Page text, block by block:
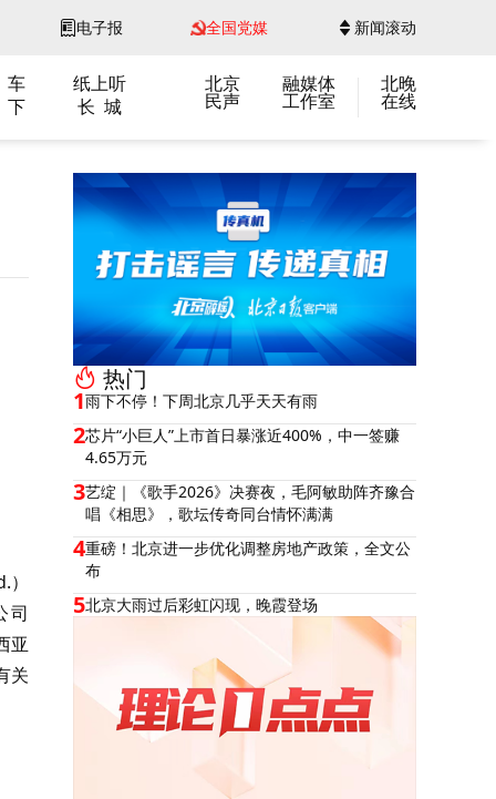
电子报 全国党媒 新闻滚动
车
纸上听
下 长 城
北京
民声
融媒体
工作室
北晚
在线
司
亚
关
热门
1雨下不停！下周北京几乎天天有雨
2芯片“小巨人”上市首日暴涨近400%，中一签赚
4.65万元
3艺绽｜《歌手2026》决赛夜，毛阿敏助阵齐豫合
唱《相思》，歌坛传奇同台情怀满满
4重磅！北京进一步优化调整房地产政策，全文公
布
5北京大雨过后彩虹闪现，晚霞登场